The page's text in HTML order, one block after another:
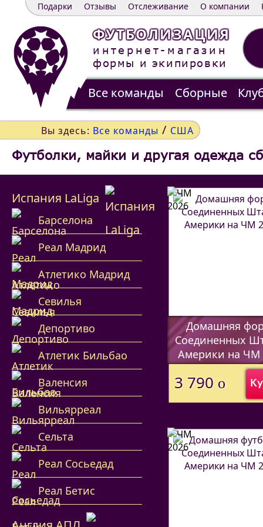
О компании
Отслеживание
Отзывы
Подарки
ФУТБОЛИЗАЦИЯ
интернет-магазин
формы и экипировки
Все команды Сборные
Распродажа
Контакты
Вы здесь: Все команды / США
Футболки, майки и другая одежда
Испания LaLiga
Барселона
Реал Мадрид
Атлетико Мадрид
Севилья
Депортиво
Атлетик Бильбао
Валенсия
Вильярреал
Сельта
Реал Сосьедад
Реал Бетис
Домашняя
Соединенных
Америки на ЧМ
3 790 o